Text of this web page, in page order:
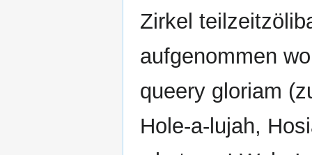
Zirkel
aufgenommen
queery gloriam
Hole-a-lujah,